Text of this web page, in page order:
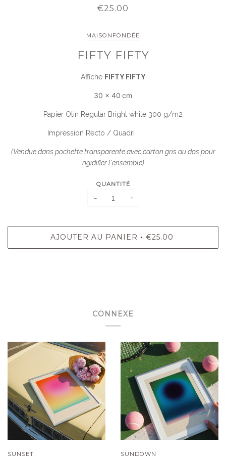
€25.00
MAISONFONDÉE
FIFTY FIFTY
Affiche FIFTY FIFTY
30 x 40 cm
Papier Olin Regular Bright white 300 g/m2
Impression Recto / Quadri
(Vendue dans pochette transparente avec carton gris au dos pour
rigidifier l'ensemble)
QUANTITÉ
− +
AJOUTER AU PANIER • €25.00
CONNEXE
SUNSET SUNDOWN